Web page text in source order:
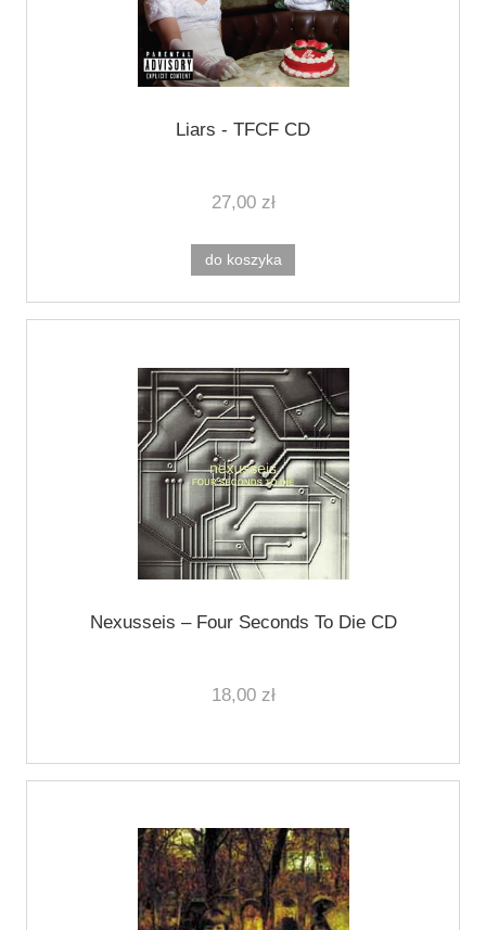
Liars - TFCF CD
27,00 zł
do koszyka
Nexusseis ‎– Four Seconds To Die CD
18,00 zł